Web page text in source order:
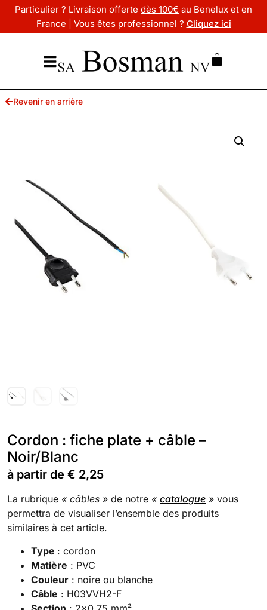
Particulier ? Livraison offerte dès 100€ au Benelux et en
France | Vous êtes professionnel ? Cliquez ici
Revenir en arrière
Cordon : fiche plate + câble –
Noir/Blanc
à partir de € 2,25
La rubrique « câbles » de notre « catalogue » vous
permettra de visualiser l’ensemble des produits
similaires à cet article.
Type : cordon
Matière : PVC
Couleur : noire ou blanche
Câble : H03VVH2-F